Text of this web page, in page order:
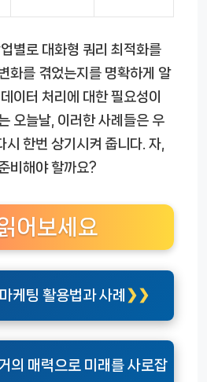
별로 대화형 쿼리 최적화를
화를 겪었는지를 명확하게 알
이터 처리에 대한 필요성이
오늘날, 이러한 사례들은 우
시 한번 상기시켜 줍니다. 자,
비해야 할까요?
어보세요
케팅 활용법과 사례
의 매력으로 미래를 사로잡